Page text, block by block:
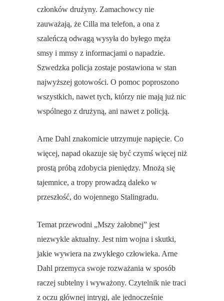
członków drużyny. Zamachowcy nie
zauważają, że Cilla ma telefon, a ona z
szaleńczą odwagą wysyła do byłego męża
smsy i mmsy z informacjami o napadzie.
Szwedzka policja zostaje postawiona w stan
najwyższej gotowości. O pomoc poproszono
wszystkich, nawet tych, którzy nie mają już nic
wspólnego z drużyną, ani nawet z policją.
Arne Dahl znakomicie utrzymuje napięcie. Co
więcej, napad okazuje się być czymś więcej niż
prostą próbą zdobycia pieniędzy. Mnożą się
tajemnice, a tropy prowadzą daleko w
przeszłość, do wojennego Stalingradu.
Temat przewodni „Mszy żałobnej” jest
niezwykle aktualny. Jest nim wojna i skutki,
jakie wywiera na zwykłego człowieka. Arne
Dahl przemyca swoje rozważania w sposób
raczej subtelny i wyważony. Czytelnik nie traci
z oczu głównej intrygi, ale jednocześnie